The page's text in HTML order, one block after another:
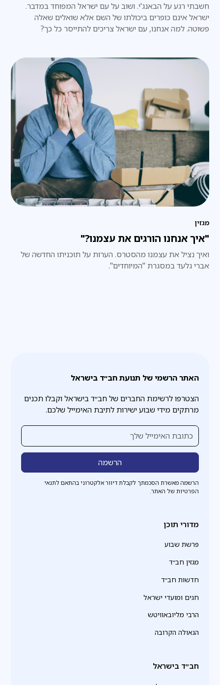
חשבתי רגע על הבאנג'י. ושוב על עם ישראל המפוחד במדבר.
ישראל אינם כופרים ביכולתו של השם אלא שואלים שאלה
פשוטה. למה אנחנו, עם ישראל צריכים להתייסר כל כך?
מגזין
"איך אנחנו הורגים את עצמנו?"
ואיך נציל את עצמנו מהסטרס. הערות על תוכניתו החדשה של
אברי גלעד במסגרת "המיוחדים".
האתר הרשמי של תנועת חב״ד בישראל
הצטרפו לרשימת החברים של חב״ד בישראל וקבלו תכנים
מרתקים מידי שבוע ישירות לתיבת האימייל שלכם.
הרשמה מאשרת הסכמתך לקבלת דיוור אלקטרוני בהתאם לתנאי
הפרטיות של האתר.
מדורי תוכן
פרשת שבוע
מגזין חב״ד
חדשות חב״ד
חגים ומועדי ישראל
הרבי מליובאוויטש
הגאולה הקרובה
חב״ד בישראל